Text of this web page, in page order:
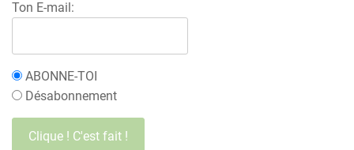
Ton E-mail:
ABONNE-TOI
Désabonnement